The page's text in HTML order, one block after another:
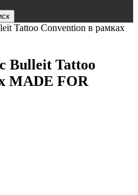
Tattoo Convention в рамках
Bulleit Tattoo
MADE FOR